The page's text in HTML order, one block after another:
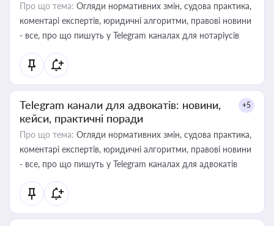
Про що тема: Огляди нормативних змін, судова практика,
коментарі експертів, юридичні алгоритми, правові новини
- все, про що пишуть у Telegram каналах для нотаріусів
Telegram канали для адвокатів: новини,
кейси, практичні поради
+5
Про що тема: Огляди нормативних змін, судова практика,
коментарі експертів, юридичні алгоритми, правові новини
- все, про що пишуть у Telegram каналах для адвокатів